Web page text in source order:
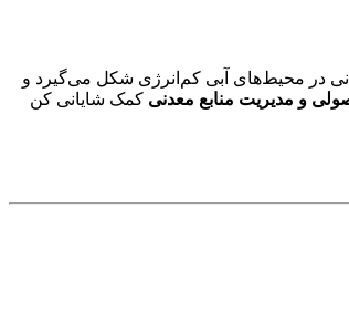
در محیط‌های آبی کم‌انرژی شکل می‌گیرد و
و مدیریت منابع معدنی کمک شایانی کن